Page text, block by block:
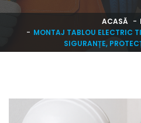
ACASĂ
MONTAJ TABLOU ELECTRIC
SIGURANȚE,